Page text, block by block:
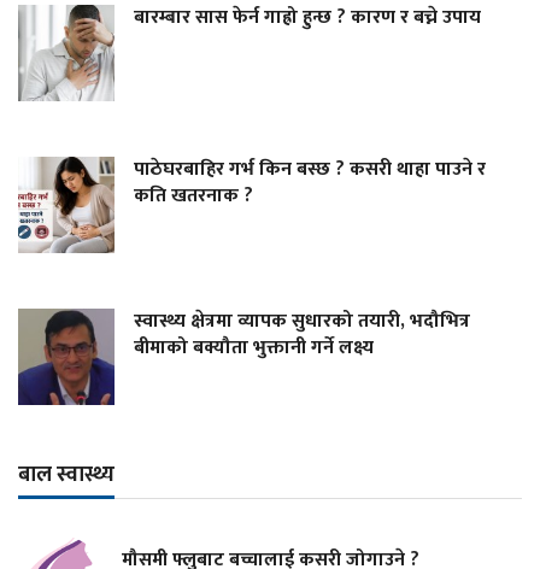
बारम्बार सास फेर्न गाह्रो हुन्छ ? कारण र बच्ने उपाय
पाठेघरबाहिर गर्भ किन बस्छ ? कसरी थाहा पाउने र
कति खतरनाक ?
स्वास्थ्य क्षेत्रमा व्यापक सुधारको तयारी, भदौभित्र
बीमाको बक्यौता भुक्तानी गर्ने लक्ष्य
बाल स्वास्थ्य
मौसमी फ्लुबाट बच्चालाई कसरी जोगाउने ?